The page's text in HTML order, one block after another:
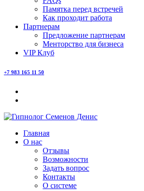
Памятка перед встречей
Как проходит работа
Партнерам
Предложение партнерам
Менторство для бизнеса
VIP Клуб
+7 983 165 11 50
Главная
О нас
Отзывы
Возможности
Задать вопрос
Контакты
О системе